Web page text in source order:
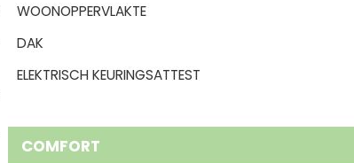
WOONOPPERVLAKTE
DAK
ELEKTRISCH KEURINGSATTEST
COMFORT